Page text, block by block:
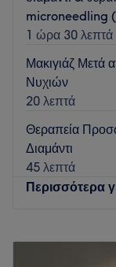
microneedling
1 ώρα 30 λεπτά
Μακιγιάζ Μετά
Νυχιών
20 λεπτά
Θεραπεία
Διαμάντι
45 λεπτά
Περισσότερα